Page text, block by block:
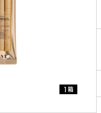
1箱